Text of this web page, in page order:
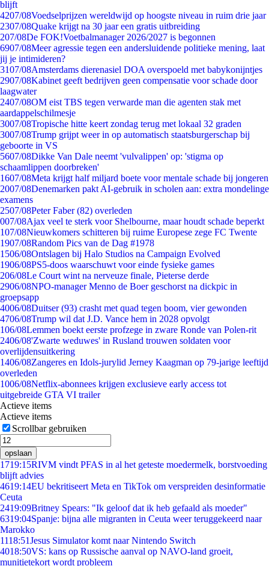
blijft
4207/08Voedselprijzen wereldwijd op hoogste niveau in ruim drie jaar
2307/08Quake krijgt na 30 jaar een gratis uitbreiding
207/08De FOK!Voetbalmanager 2026/2027 is begonnen
6907/08Meer agressie tegen een andersluidende politieke mening, laat
jij je intimideren?
3107/08Amsterdams dierenasiel DOA overspoeld met babykonijntjes
2907/08Kabinet geeft bedrijven geen compensatie voor schade door
laagwater
2407/08OM eist TBS tegen verwarde man die agenten stak met
aardappelschilmesje
3007/08Tropische hitte keert zondag terug met lokaal 32 graden
3007/08Trump grijpt weer in op automatisch staatsburgerschap bij
geboorte in VS
5607/08Dikke Van Dale neemt 'vulvalippen' op: 'stigma op
schaamlippen doorbreken'
1607/08Meta krijgt half miljard boete voor mentale schade bij jongeren
2007/08Denemarken pakt AI-gebruik in scholen aan: extra mondelinge
examens
2507/08Peter Faber (82) overleden
007/08Ajax veel te sterk voor Shelbourne, maar houdt schade beperkt
107/08Nieuwkomers schitteren bij ruime Europese zege FC Twente
1907/08Random Pics van de Dag #1978
1506/08Ontslagen bij Halo Studios na Campaign Evolved
1906/08PS5-doos waarschuwt voor einde fysieke games
206/08Le Court wint na nerveuze finale, Pieterse derde
2906/08NPO-manager Menno de Boer geschorst na dickpic in
groepsapp
4006/08Duitser (93) crasht met quad tegen boom, vier gewonden
4706/08Trump wil dat J.D. Vance hem in 2028 opvolgt
106/08Lemmen boekt eerste profzege in zware Ronde van Polen-rit
2406/08'Zwarte weduwes' in Rusland trouwen soldaten voor
overlijdensuitkering
1406/08Zangeres en Idols-jurylid Jerney Kaagman op 79-jarige leeftijd
overleden
1006/08Netflix-abonnees krijgen exclusieve early access tot
uitgebreide GTA VI trailer
Actieve items
Actieve items
Scrollbar gebruiken
opslaan
1719:15RIVM vindt PFAS in al het geteste moedermelk, borstvoeding
blijft advies
4619:14EU bekritiseert Meta en TikTok om verspreiden desinformatie
Ceuta
2419:09Britney Spears: "Ik geloof dat ik heb gefaald als moeder"
6319:04Spanje: bijna alle migranten in Ceuta weer teruggekeerd naar
Marokko
1118:51Jesus Simulator komt naar Nintendo Switch
4018:50VS: kans op Russische aanval op NAVO-land groeit,
munitietekort wordt probleem